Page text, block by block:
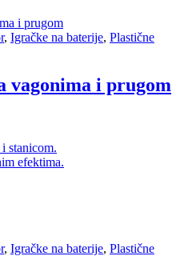
, Igračke na baterije, Plastične
vagonima i prugom
stanicom.
efektima.
, Igračke na baterije, Plastične